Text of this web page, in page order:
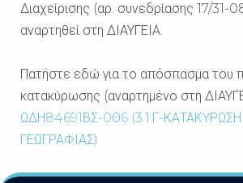
Διαχείρισης (αρ. συνεδρίασης 17/31-
αναρτηθεί στη ΔΙΑΥΓΕΙΑ.
Πατήστε εδώ για το απόσπασμα του
κατακύρωσης (αναρτημένο στη
ΩΔΗ84691ΒΣ-0Θ6 (3.1.Γ-
ΓΕΩΓΡΑΦΙΑΣ)